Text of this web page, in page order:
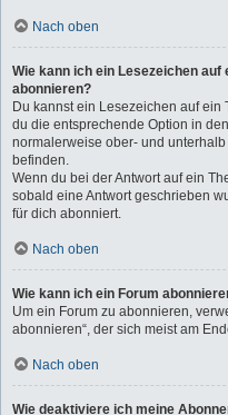
Nach oben
Wie kann ich ein Lesezeichen auf
abonnieren?
Du kannst ein Lesezeichen auf
du die entsprechende Option in
normalerweise ober- und
befinden.
Wenn du bei der Antwort auf ein
sobald eine Antwort geschrieben
für dich abonniert.
Nach oben
Wie kann ich ein Forum
Um ein Forum zu abonnieren,
abonnieren“, der sich meist am
Nach oben
Wie deaktiviere ich meine